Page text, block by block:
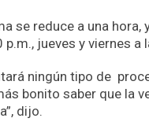
se reduce a una
jueves y viernes a
ningún tipo de
bonito saber que la
dijo.